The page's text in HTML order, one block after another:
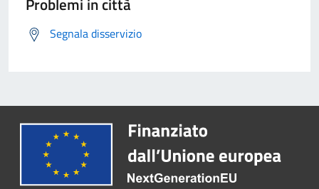
Segnala disservizio